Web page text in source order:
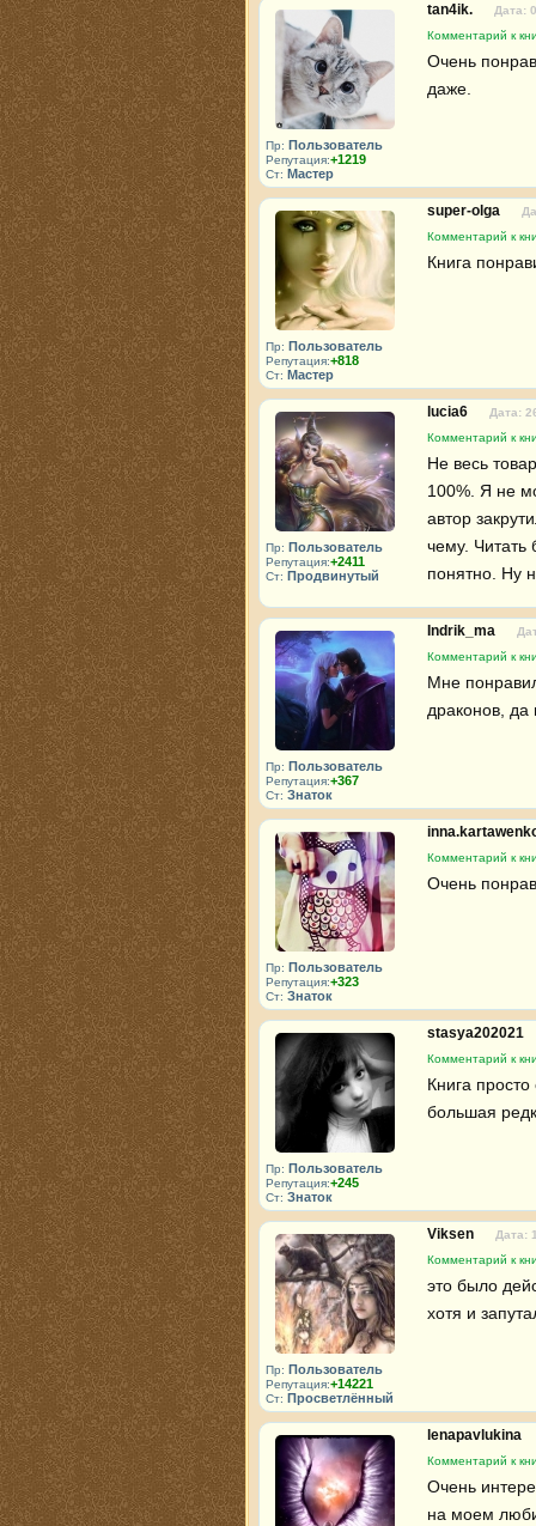
Пр: Пользователь
Репутация:+1219
Ст: Мастер
tan4ik.
Дата:
Комментарий к
Очень
даже.
Пр: Пользователь
Репутация:+818
Ст: Мастер
super-olga
Комментарий к
Книга
Пр: Пользователь
Репутация:+2411
Ст: Продвинутый
lucia6
Дата:
Комментарий к
Не весь
100%. Я не
автор
чему. Читать
понятно. Ну
Пр: Пользователь
Репутация:+367
Ст: Знаток
Indrik_ma
Комментарий к
Мне
драконов, да
Пр: Пользователь
Репутация:+323
Ст: Знаток
Комментарий к
Очень
Пр: Пользователь
Репутация:+245
Ст: Знаток
stasya202021
Комментарий к
Книга
большая
Пр: Пользователь
Репутация:+14221
Ст: Просветлённый
Viksen
Дата:
Комментарий к
это было
хотя и
lenapavlukina
Комментарий к
Очень
на моем